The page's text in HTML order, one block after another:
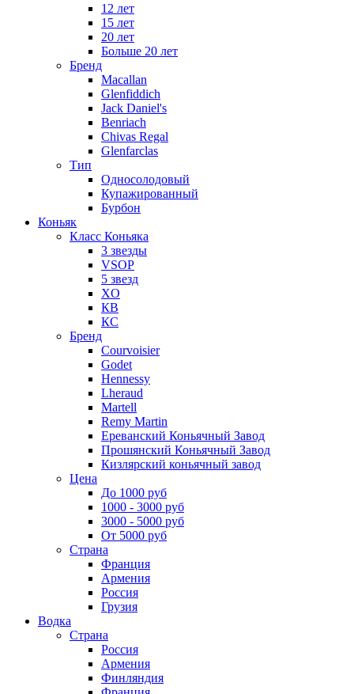
12 лет
15 лет
20 лет
Больше 20 лет
Бренд
Macallan
Glenfiddich
Jack Daniel's
Benriach
Chivas Regal
Glenfarclas
Тип
Односолодовый
Купажированный
Бурбон
Коньяк
Класс Коньяка
3 звезды
VSOP
5 звезд
XO
КВ
КС
Бренд
Courvoisier
Godet
Hennessy
Lheraud
Martell
Remy Martin
Ереванский Коньячный Завод
Прошянский Коньячный Завод
Кизлярский коньячный завод
Цена
До 1000 руб
1000 - 3000 руб
3000 - 5000 руб
От 5000 руб
Страна
Франция
Армения
Россия
Грузия
Водка
Страна
Россия
Армения
Финляндия